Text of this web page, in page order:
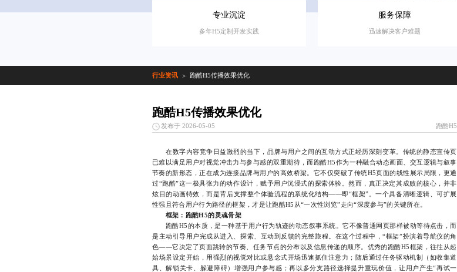
专业沉淀
多年H5定制开发实践
服务保障
迅速解决客户难题
行业资讯 > 跑酷H5传播效果优化
跑酷H5传播效果优化
发布于 2026-05-05 跑酷H5
在数字内容竞争日益激烈的当下，品牌与用户之间的互动方式正经历深刻变革。传统的静态宣传页
已难以满足用户对视觉冲击力与参与感的双重期待，而跑酷H5作为一种融合动态画面、交互逻辑与叙事
节奏的新形态，正在成为连接品牌与用户的高效桥梁。它不仅突破了传统H5页面的线性展示局限，更通
过“跑酷”这一极具张力的动作设计，赋予用户沉浸式的探索体验。然而，真正决定其成败的核心，并非
炫目的动画特效，而是背后支撑整个体验流程的系统化结构——即“框架”。一个具备清晰逻辑、可扩展
性强且符合用户行为路径的框架，才是让跑酷H5从“一次性浏览”走向“深度参与”的关键所在。
框架：跑酷H5的灵魂骨架
跑酷H5的本质，是一种基于用户行为轨迹的动态叙事系统。它不像普通网页那样被动等待点击，而
是主动引导用户完成从进入、探索、互动到反馈的完整旅程。在这个过程中，“框架”扮演着导航仪的角
色——它决定了页面跳转的节奏、任务节点的分布以及信息传递的顺序。优秀的跑酷H5框架，往往从起
始场景设定开始，用强烈的视觉对比或悬念式开场迅速抓住注意力；随后通过任务驱动机制（如收集道
具、解锁关卡、躲避障碍）增强用户参与感；再以多分支路径选择提升重玩价值，让用户产生“再试一